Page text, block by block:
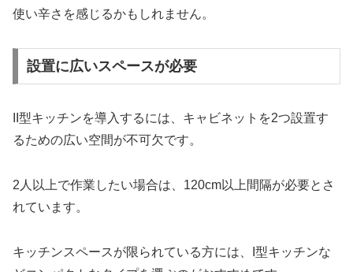
使い辛さを感じるかもしれません。
設置に広いスペースが必要
II型キッチンを導入するには、キャビネットを2つ設置す
るための広い空間が不可欠です。
2人以上で作業したい場合は、120cm以上間隔が必要とさ
れています。
キッチンスペースが限られている方には、I型キッチンな